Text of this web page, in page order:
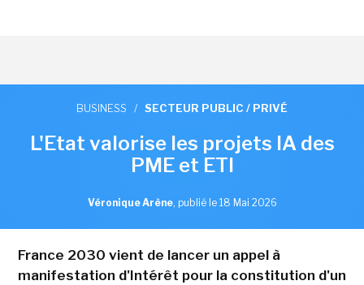
BUSINESS / SECTEUR PUBLIC / PRIVÉ
L'Etat valorise les projets IA des
PME et ETI
Véronique Arène, publié le 18 Mai 2026
France 2030 vient de lancer un appel à
manifestation d'Intérêt pour la constitution d'un